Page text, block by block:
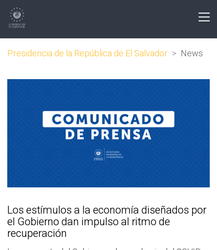
Presidencia de la República de El Salvador > News
Los estímulos a la economía diseñados por
el Gobierno dan impulso al ritmo de
recuperación